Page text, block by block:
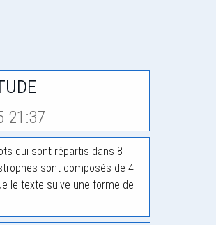
21:37
qui sont répartis dans 8
sont composés de 4
le texte suive une forme de